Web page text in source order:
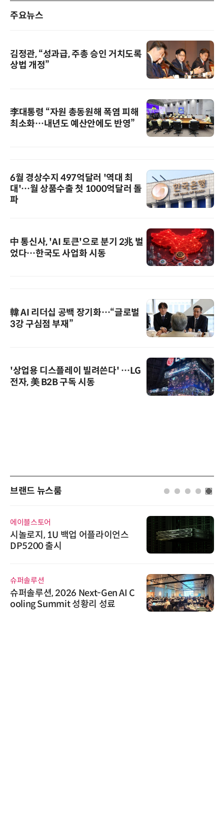
주요뉴스
김정관, “성과급, 주총 승인 거치도록
상법 개정”
李대통령 “자원 총동원해 폭염 피해
최소화…내년도 예산안에도 반영”
6월 경상수지 497억달러 '역대 최
대'…월 상품수출 첫 1000억달러 돌
파
中 통신사, 'AI 토큰'으로 분기 2兆 벌
었다…한국도 사업화 시동
韓 AI 리더십 공백 장기화…“글로벌
3강 구심점 부재”
'상업용 디스플레이 빌려쓴다' …LG
전자, 美 B2B 구독 시동
브랜드 뉴스룸
에이블스토어
시놀로지, 1U 백업 어플라이언스
DP5200 출시
슈퍼솔루션
슈퍼솔루션, 2026 Next-Gen AI C
ooling Summit 성황리 성료